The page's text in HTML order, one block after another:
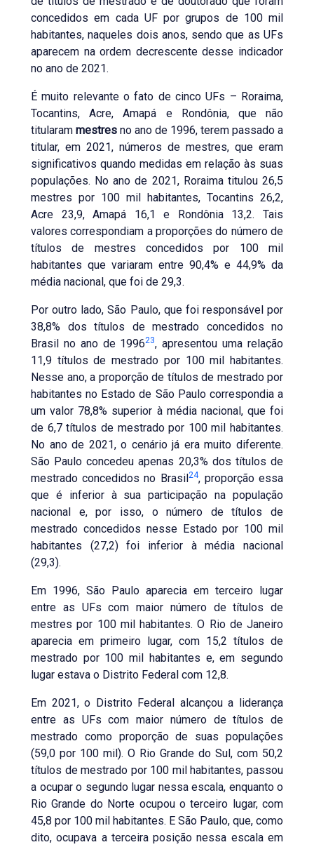
concedidos em cada UF por grupos de 100 mil
habitantes, naqueles dois anos, sendo que as UFs
aparecem na ordem decrescente desse indicador
no ano de 2021.
É muito relevante o fato de cinco UFs – Roraima,
Tocantins, Acre, Amapá e Rondônia, que não
titularam mestres no ano de 1996, terem passado a
titular, em 2021, números de mestres, que eram
significativos quando medidas em relação às suas
populações. No ano de 2021, Roraima titulou 26,5
mestres por 100 mil habitantes, Tocantins 26,2,
Acre 23,9, Amapá 16,1 e Rondônia 13,2. Tais
valores correspondiam a proporções do número de
títulos de mestres concedidos por 100 mil
habitantes que variaram entre 90,4% e 44,9% da
média nacional, que foi de 29,3.
Por outro lado, São Paulo, que foi responsável por
38,8% dos títulos de mestrado concedidos no
Brasil no ano de 199623, apresentou uma relação
11,9 títulos de mestrado por 100 mil habitantes.
Nesse ano, a proporção de títulos de mestrado por
habitantes no Estado de São Paulo correspondia a
um valor 78,8% superior à média nacional, que foi
de 6,7 títulos de mestrado por 100 mil habitantes.
No ano de 2021, o cenário já era muito diferente.
São Paulo concedeu apenas 20,3% dos títulos de
mestrado concedidos no Brasil24, proporção essa
que é inferior à sua participação na população
nacional e, por isso, o número de títulos de
mestrado concedidos nesse Estado por 100 mil
habitantes (27,2) foi inferior à média nacional
(29,3).
Em 1996, São Paulo aparecia em terceiro lugar
entre as UFs com maior número de títulos de
mestres por 100 mil habitantes. O Rio de Janeiro
aparecia em primeiro lugar, com 15,2 títulos de
mestrado por 100 mil habitantes e, em segundo
lugar estava o Distrito Federal com 12,8.
Em 2021, o Distrito Federal alcançou a liderança
entre as UFs com maior número de títulos de
mestrado como proporção de suas populações
(59,0 por 100 mil). O Rio Grande do Sul, com 50,2
títulos de mestrado por 100 mil habitantes, passou
a ocupar o segundo lugar nessa escala, enquanto o
Rio Grande do Norte ocupou o terceiro lugar, com
45,8 por 100 mil habitantes. E São Paulo, que, como
dito, ocupava a terceira posição nessa escala em